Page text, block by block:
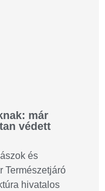
már
védett
és
Természetjáró
hivatalos